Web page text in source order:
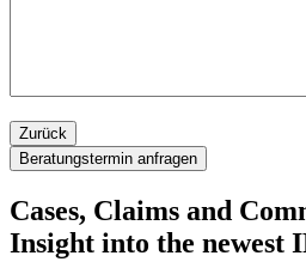
Zurück
Cases, Claims and
Insight into the newest